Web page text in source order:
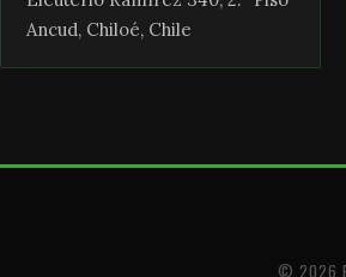
Ancud, Chiloé, Chile
© 2026